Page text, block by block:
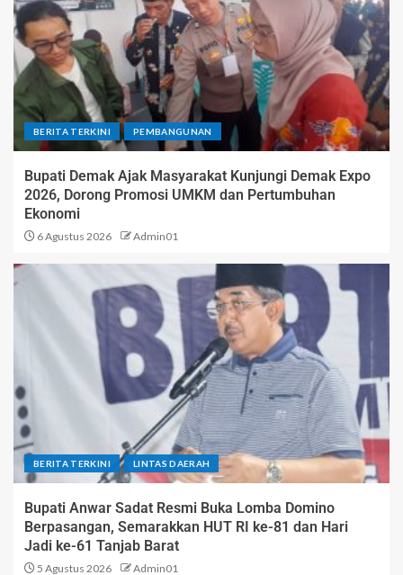
BERITA TERKINI PEMBANGUNAN
Bupati Demak Ajak Masyarakat Kunjungi Demak Expo
2026, Dorong Promosi UMKM dan Pertumbuhan
Ekonomi
6 Agustus 2026 Admin01
BERITA TERKINI LINTAS DAERAH
Bupati Anwar Sadat Resmi Buka Lomba Domino
Berpasangan, Semarakkan HUT RI ke-81 dan Hari
Jadi ke-61 Tanjab Barat
5 Agustus 2026 Admin01